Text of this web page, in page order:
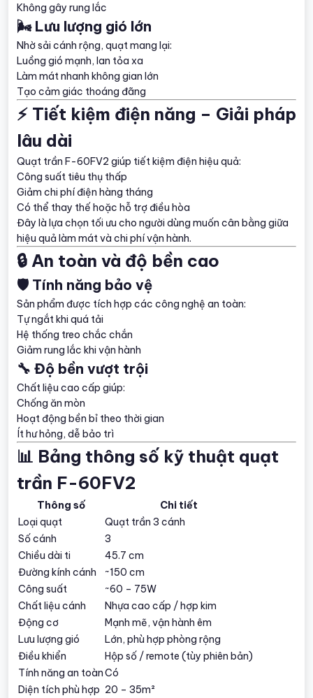
Không gây rung lắc
🌬️ Lưu lượng gió lớn
Nhờ sải cánh rộng, quạt mang lại:
Luồng gió mạnh, lan tỏa xa
Làm mát nhanh không gian lớn
Tạo cảm giác thoáng đãng
⚡ Tiết kiệm điện năng – Giải pháp
lâu dài
Quạt trần F-60FV2 giúp tiết kiệm điện hiệu quả:
Công suất tiêu thụ thấp
Giảm chi phí điện hàng tháng
Có thể thay thế hoặc hỗ trợ điều hòa
Đây là lựa chọn tối ưu cho người dùng muốn cân bằng giữa
hiệu quả làm mát và chi phí vận hành.
🔒 An toàn và độ bền cao
🛡️ Tính năng bảo vệ
Sản phẩm được tích hợp các công nghệ an toàn:
Tự ngắt khi quá tải
Hệ thống treo chắc chắn
Giảm rung lắc khi vận hành
🔧 Độ bền vượt trội
Chất liệu cao cấp giúp:
Chống ăn mòn
Hoạt động bền bỉ theo thời gian
Ít hư hỏng, dễ bảo trì
📊 Bảng thông số kỹ thuật quạt
trần F-60FV2
Thông số
Chi tiết
Loại quạt
Quạt trần 3 cánh
Số cánh
3
Chiều dài ti
45.7 cm
Đường kính cánh
~150 cm
Công suất
~60 – 75W
Chất liệu cánh
Nhựa cao cấp / hợp kim
Động cơ
Mạnh mẽ, vận hành êm
Lưu lượng gió
Lớn, phù hợp phòng rộng
Điều khiển
Hộp số / remote (tùy phiên bản)
Tính năng an toànCó
Diện tích phù hợp 20 – 35m²